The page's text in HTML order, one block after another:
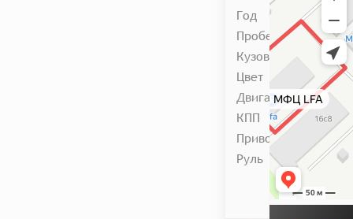
Год
Пробег
Кузов
Цвет
Двигатель
КПП
Привод
Руль